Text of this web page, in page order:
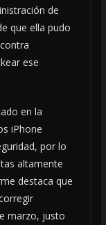
de
que ella pudo
ese
en la
iPhone
por lo
altamente
destaca que
marzo, justo